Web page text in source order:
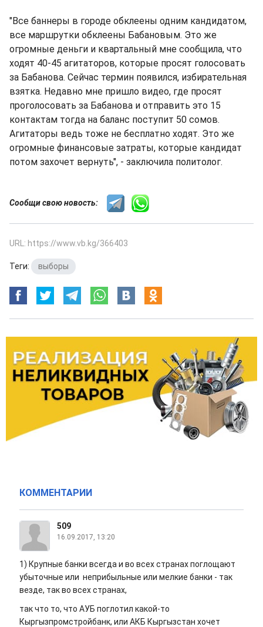
"Все баннеры в городе обклеены одним кандидатом,
все маршрутки обклеены Бабановым. Это же
огромные деньги и квартальный мне сообщила, что
ходят 40-45 агитаторов, которые просят голосовать
за Бабанова. Сейчас термин появился, избирательная
взятка. Недавно мне пришло видео, где просят
проголосовать за Бабанова и отправить это 15
контактам тогда на баланс поступит 50 сомов.
Агитаторы ведь тоже не бесплатно ходят. Это же
огромные финансовые затраты, которые кандидат
потом захочет вернуть", - заключила политолог.
Сообщи свою новость:
URL: https://www.vb.kg/366403
Теги: выборы
КОММЕНТАРИИ
509
16.09.2017, 13:20
1) Крупные банки всегда и во всех странах поглощают
убыточные или неприбыльные или мелкие банки - так
везде, так во всех странах,
так что то, что АУБ поглотил какой-то
Кыргызпромстройбанк, или АКБ Кыргызстан хочет